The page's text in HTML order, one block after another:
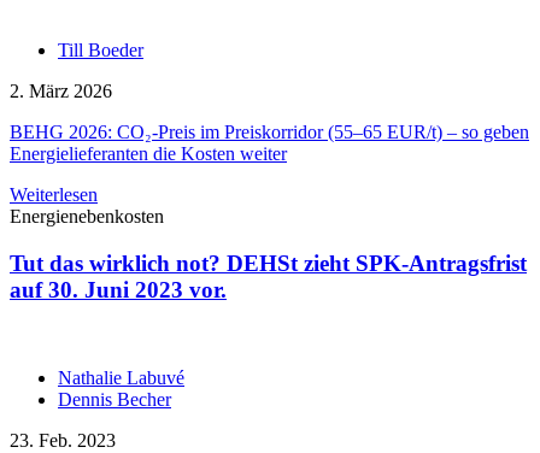
Till Boeder
2. März 2026
BEHG 2026: CO₂-Preis im Preiskorridor (55–65 EUR/t) – so geben
Energielieferanten die Kosten weiter
Weiterlesen
Energienebenkosten
Tut das wirklich not? DEHSt zieht SPK-Antragsfrist
auf 30. Juni 2023 vor.
Nathalie Labuvé
Dennis Becher
23. Feb. 2023